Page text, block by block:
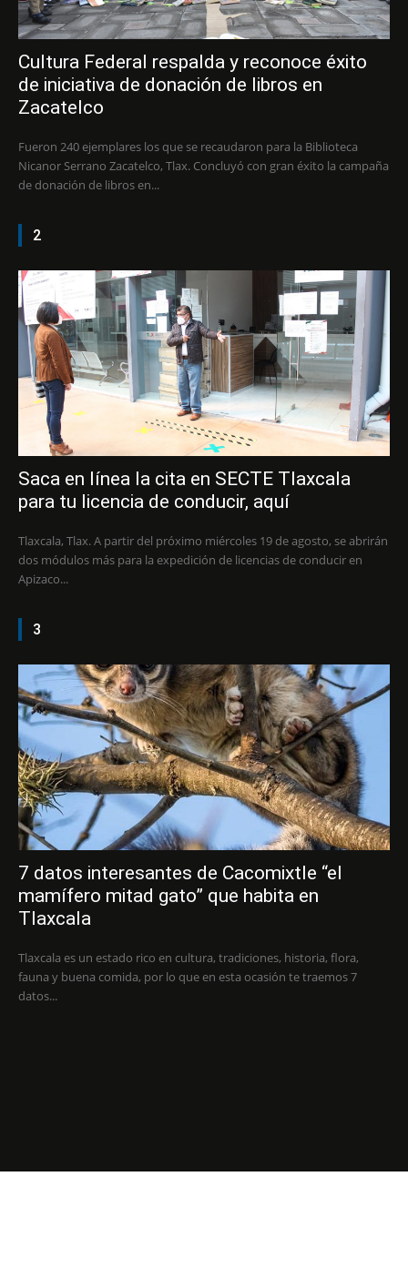
Cultura Federal respalda y reconoce éxito
de iniciativa de donación de libros en
Zacatelco
Fueron 240 ejemplares los que se recaudaron para la Biblioteca
Nicanor Serrano Zacatelco, Tlax. Concluyó con gran éxito la campaña
de donación de libros en...
2
Saca en línea la cita en SECTE Tlaxcala
para tu licencia de conducir, aquí
Tlaxcala, Tlax. A partir del próximo miércoles 19 de agosto, se abrirán
dos módulos más para la expedición de licencias de conducir en
Apizaco...
3
7 datos interesantes de Cacomixtle “el
mamífero mitad gato” que habita en
Tlaxcala
Tlaxcala es un estado rico en cultura, tradiciones, historia, flora,
fauna y buena comida, por lo que en esta ocasión te traemos 7
datos...